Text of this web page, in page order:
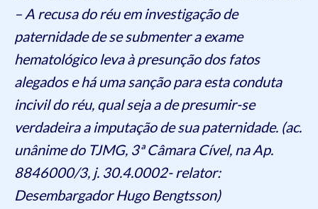
– A recusa do réu em investigação de
paternidade de se submenter a exame
hematológico leva à presunção dos fatos
alegados e há uma sanção para esta conduta
incivil do réu, qual seja a de presumir-se
verdadeira a imputação de sua paternidade. (ac.
unânime do TJMG, 3ª Câmara Cível, na Ap.
8846000/3, j. 30.4.0002- relator:
Desembargador Hugo Bengtsson)